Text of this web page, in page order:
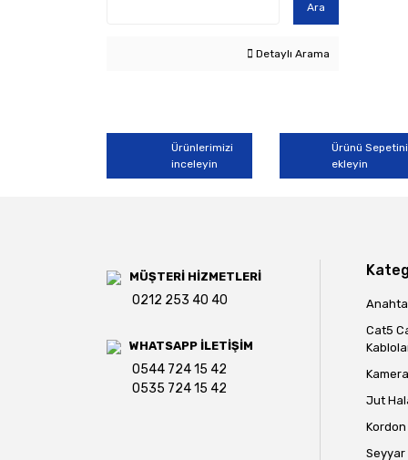
Ara
Detaylı Arama
Ürünlerimizi
inceleyin
Ürünü
ekleyin
MÜŞTERİ HİZMETLERİ
0212 253 40 40
WHATSAPP İLETİŞİM
0544 724 15 42
0535 724 15 42
Cat5
Jut
Seyyar